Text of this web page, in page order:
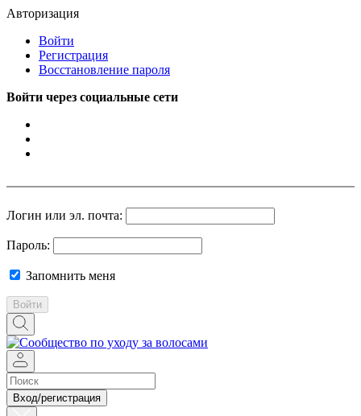
Авторизация
Войти
Регистрация
Восстановление пароля
Войти через социальные сети
Логин или эл. почта:
Пароль:
Запомнить меня
Войти
Вход/регистрация